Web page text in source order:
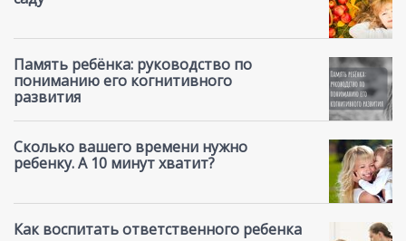
Память ребёнка: руководство по
пониманию его когнитивного
развития
Сколько вашего времени нужно
ребенку. А 10 минут хватит?
Как воспитать ответственного ребенка